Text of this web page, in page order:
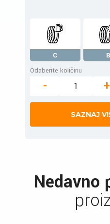
C B
Odaberite količinu
- +
SAZNAJ
Nedavno